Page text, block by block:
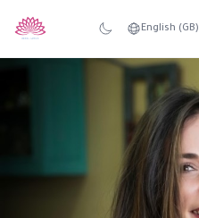
English (GB)